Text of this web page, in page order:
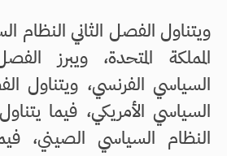
ويتناول الفصل الثاني النظام
المملكة المتحدة، ويبرز
السياسي الفرنسي، ويتناول
السياسي الأمريكي، فيما
النظام السياسي الصيني،